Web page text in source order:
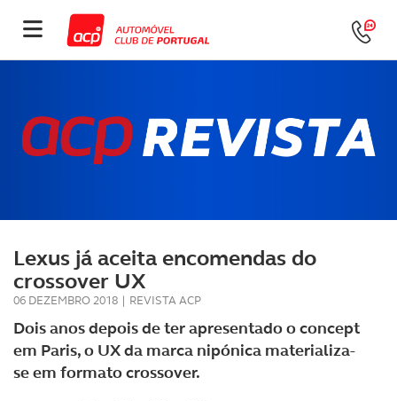
Lexus já aceita encomendas do
crossover UX
06 DEZEMBRO 2018 | REVISTA ACP
Dois anos depois de ter apresentado o concept
em Paris, o UX da marca nipónica materializa-
se em formato crossover.